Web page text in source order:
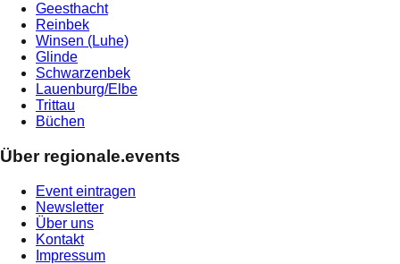
Geesthacht
Reinbek
Winsen (Luhe)
Glinde
Schwarzenbek
Lauenburg/Elbe
Trittau
Büchen
Über regionale.events
Event eintragen
Newsletter
Über uns
Kontakt
Impressum